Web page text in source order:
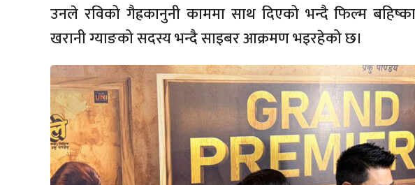
उनले रविको गैह्रकानुनी काममा साथ दिएको भन्दै फिल्म
खरानी ग्याङको सदस्य भन्दै साइबर आक्रमण भइरहेको छ।